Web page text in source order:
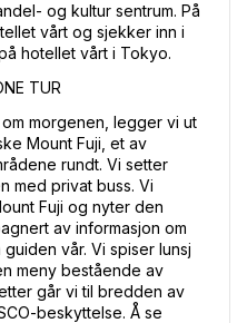
og kultur sentrum. På
vårt og sjekker inn i
hotellet vårt i Tokyo.
TUR
morgenen, legger vi ut
Mount Fuji, et av
rundt. Vi setter
med privat buss. Vi
Fuji og nyter den
av informasjon om
vår. Vi spiser lunsj
meny bestående av
går vi til bredden av
beskyttelse. Å se